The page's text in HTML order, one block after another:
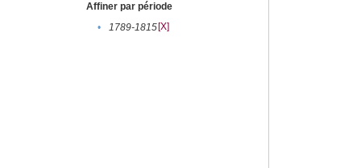
Affiner par période
•
1789-1815[X]